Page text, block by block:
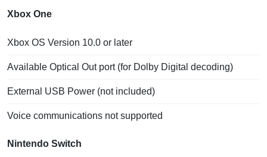
Xbox One
Xbox OS Version 10.0 or later
Available Optical Out port (for Dolby Digital decoding)
External USB Power (not included)
Voice communications not supported
Nintendo Switch